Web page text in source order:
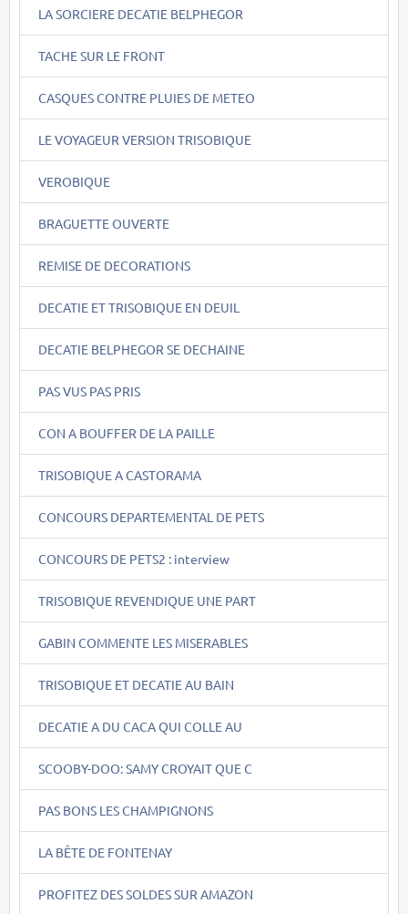
LA SORCIERE DECATIE BELPHEGOR
TACHE SUR LE FRONT
CASQUES CONTRE PLUIES DE METEO
LE VOYAGEUR VERSION TRISOBIQUE
VEROBIQUE
BRAGUETTE OUVERTE
REMISE DE DECORATIONS
DECATIE ET TRISOBIQUE EN DEUIL
DECATIE BELPHEGOR SE DECHAINE
PAS VUS PAS PRIS
CON A BOUFFER DE LA PAILLE
TRISOBIQUE A CASTORAMA
CONCOURS DEPARTEMENTAL DE PETS
CONCOURS DE PETS2 : interview
TRISOBIQUE REVENDIQUE UNE PART
GABIN COMMENTE LES MISERABLES
TRISOBIQUE ET DECATIE AU BAIN
DECATIE A DU CACA QUI COLLE AU
SCOOBY-DOO: SAMY CROYAIT QUE C
PAS BONS LES CHAMPIGNONS
LA BÊTE DE FONTENAY
PROFITEZ DES SOLDES SUR AMAZON